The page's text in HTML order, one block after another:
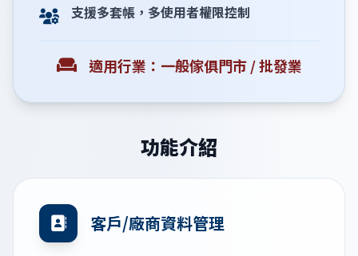
支援多套帳，多使用者權限控制
適用行業：一般傢俱門市 / 批發業
功能介紹
客戶/廠商資料管理